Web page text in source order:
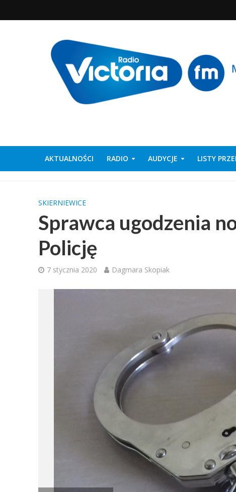
AKTUALNOŚCI RADIO AUDYCJE LISTY
SKIERNIEWICE
Sprawca ugodzenia
Policję
7 stycznia 2020 Dagmara Skopiak